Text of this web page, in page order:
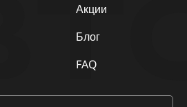
Акции
Блог
FAQ